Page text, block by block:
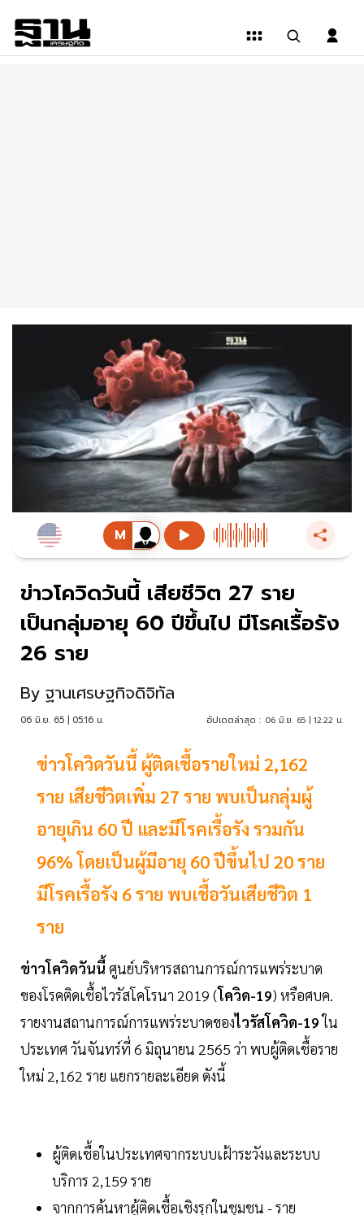
ข่าวโควิดวันนี้ เสียชีวิต 27 ราย
เป็นกลุ่มอายุ 60 ปีขึ้นไป มีโรคเรื้อรัง
26 ราย
By ฐานเศรษฐกิจดิจิทัล
06 มิ.ย. 65 | 05:16 น. อัปเดตล่าสุด : 06 มิ.ย. 65 | 12:22 น.
ข่าวโควิดวันนี้ ผู้ติดเชื้อรายใหม่ 2,162
ราย เสียชีวิตเพิ่ม 27 ราย พบเป็นกลุ่มผู้
อายุเกิน 60 ปี และมีโรคเรื้อรัง รวมกัน
96% โดยเป็นผู้มีอายุ 60 ปีขึ้นไป 20 ราย
มีโรคเรื้อรัง 6 ราย พบเชื้อวันเสียชีวิต 1
ราย
ข่าวโควิดวันนี้ ศูนย์บริหารสถานการณ์การแพร่ระบาด
ของโรคติดเชื้อไวรัสโคโรนา 2019 (โควิด-19) หรือศบค.
รายงานสถานการณ์การแพร่ระบาดของไวรัสโควิด-19ใน
ประเทศ วันจันทร์ที่ 6 มิถุนายน 2565 ว่า พบผู้ติดเชื้อราย
ใหม่ 2,162 ราย แยกรายละเอียด ดังนี้
ผู้ติดเชื้อในประเทศจากระบบเฝ้าระวังและระบบ
บริการ 2,159 ราย
จากการค้นหาผู้ติดเชื้อเชิงรุกในชุมชน - ราย